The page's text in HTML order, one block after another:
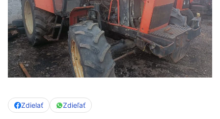
Zdielať Zdieľať